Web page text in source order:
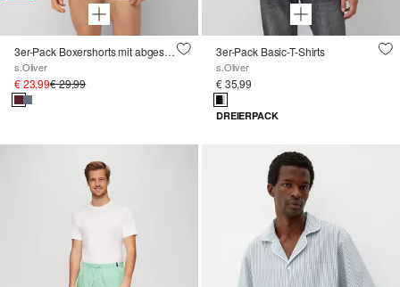
3er-Pack Boxershorts mit abgesetztem Gummizugbund
s.Oliver
€ 23,99€ 29,99
3er-Pack Basic-T-Shirts
s.Oliver
€ 35,99
DREIERPACK